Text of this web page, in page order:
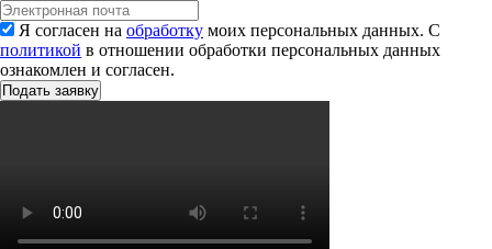
Я согласен на обработку моих персональных данных. С
политикой в отношении обработки персональных данных
ознакомлен и согласен.